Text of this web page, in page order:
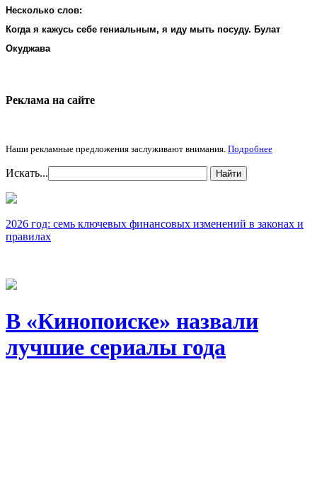
Несколько слов:
Когда я кажусь себе гениальным, я иду мыть посуду. Булат
Окуджава
Реклама на cайте
Наши рекламные предложения заслуживают внимания. Подробнее
Искать... Найти
2026 год: семь ключевых финансовых изменений в законах и
правилах
В «Кинопоиске» назвали
лучшие сериалы года